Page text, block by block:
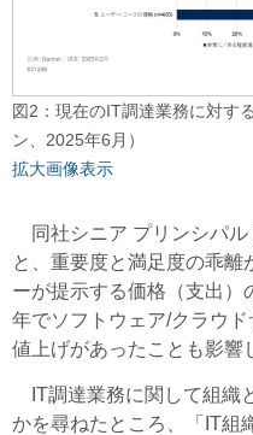
図2：現在のIT調達業務に対す
ン、2025年6月）
拡大画像表示
同社シニア プリンシパル
と、重要度と満足度の乖
ーが提示する価格（支出）
年でソフトウェア/クラウ
値上げがあったことも影響
IT調達業務に関して組織
かを尋ねたところ、「IT組